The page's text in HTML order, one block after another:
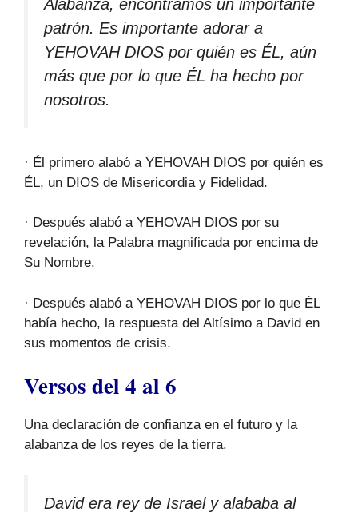
Alabanza, encontramos un importante
patrón. Es importante adorar a
YEHOVAH DIOS por quién es ÉL, aún
más que por lo que ÉL ha hecho por
nosotros.
· Él primero alabó a YEHOVAH DIOS por quién es
ÉL, un DIOS de Misericordia y Fidelidad.
· Después alabó a YEHOVAH DIOS por su
revelación, la Palabra magnificada por encima de
Su Nombre.
· Después alabó a YEHOVAH DIOS por lo que ÉL
había hecho, la respuesta del Altísimo a David en
sus momentos de crisis.
Versos del 4 al 6
Una declaración de confianza en el futuro y la
alabanza de los reyes de la tierra.
David era rey de Israel y alababa al